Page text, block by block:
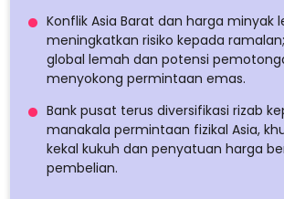
Konflik Asia Barat dan harga minyak
meningkatkan risiko kepada
global lemah dan potensi
menyokong permintaan emas.
Bank pusat terus diversifikasi rizab
manakala permintaan fizikal Asia,
kekal kukuh dan penyatuan harga
pembelian.